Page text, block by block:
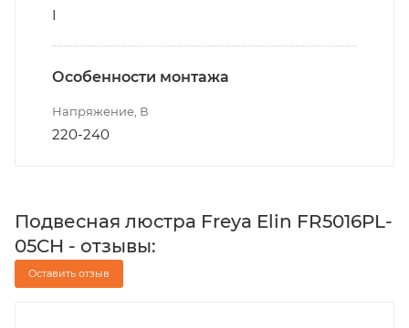
I
Особенности монтажа
Напряжение, В
220-240
Подвесная люстра Freya Elin FR5016PL-
05CH - отзывы:
Оставить отзыв